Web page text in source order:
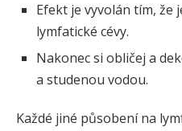
Efekt je vyvolán tím, že
lymfatické cévy.
Nakonec si obličej a
a studenou vodou.
Každé jiné působení na